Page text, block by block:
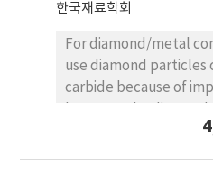
vehicles.
motion systems in
structure number,
road pavement, can
those specific areas
한국재료학회
For diamond/metal
use diamond
carbide because of
matrix. In this study,